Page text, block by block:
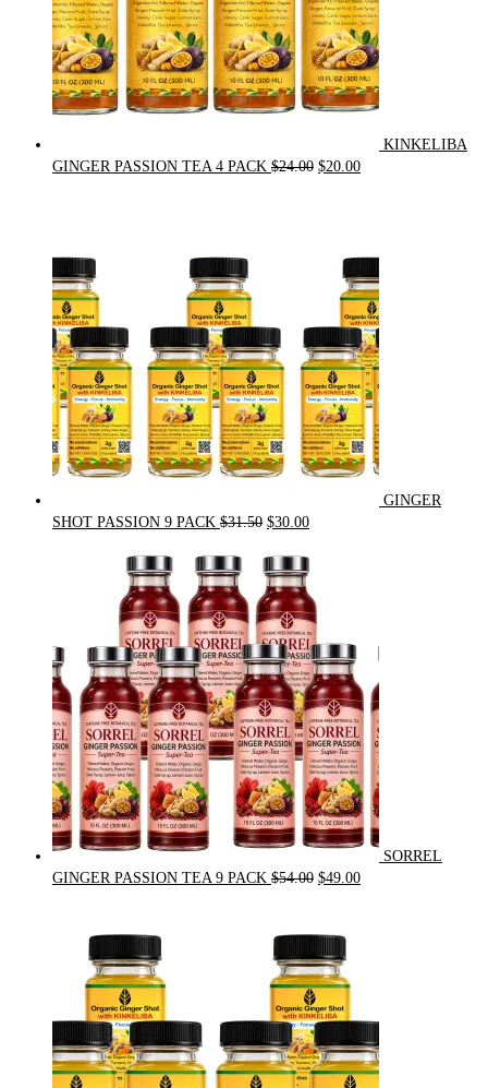
KINKELIBA
GINGER PASSION TEA 4 PACK $24.00 Original
$20.00Current
GINGER
SHOT PASSION 9 PACK $31.50 Original
$31.50.
$30.00Current
SORREL
GINGER PASSION TEA 9 PACK $54.00 Original
$54.00.
$49.00Current